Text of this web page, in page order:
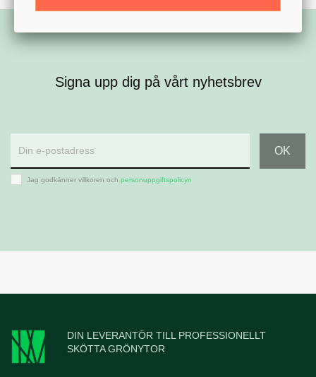
Signa upp dig på vårt nyhetsbrev
Jag godkänner villkoren och personuppgiftspolicyn
DIN LEVERANTÖR TILL PROFESSIONELLT
SKÖTTA GRÖNYTOR